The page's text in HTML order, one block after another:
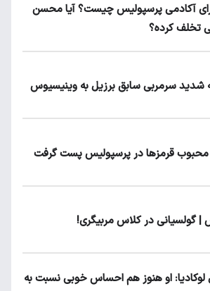
آکادمی پرسپولیس چیست؟ آیا محسن
تخلف کرده؟
شدید سرمربی سابق برزیل به وینیسیوس
قرمزها در پرسپولیس پست گرفت
گولسیانی در کلاس مربیگری!
لوکادیا: او هنوز هم احساس خوبی نسبت به